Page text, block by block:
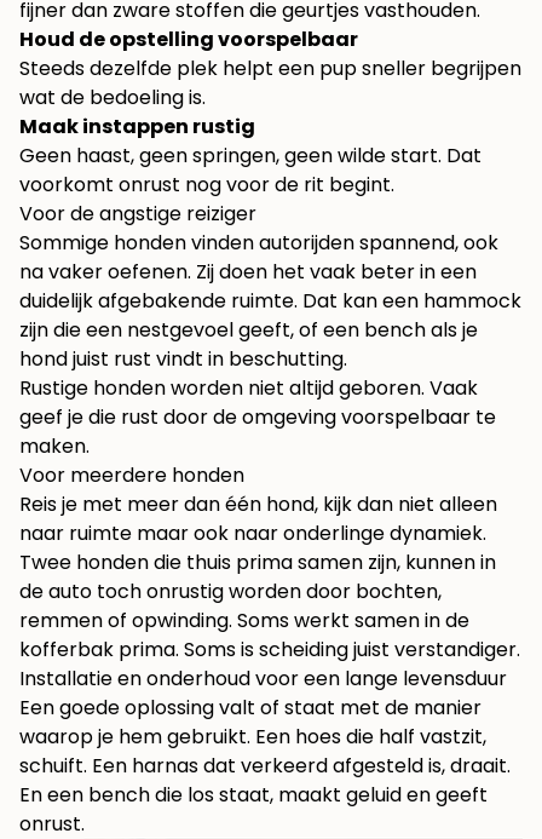
fijner dan zware stoffen die geurtjes vasthouden.
Houd de opstelling voorspelbaar
Steeds dezelfde plek helpt een pup sneller begrijpen
wat de bedoeling is.
Maak instappen rustig
Geen haast, geen springen, geen wilde start. Dat
voorkomt onrust nog voor de rit begint.
Voor de angstige reiziger
Sommige honden vinden autorijden spannend, ook
na vaker oefenen. Zij doen het vaak beter in een
duidelijk afgebakende ruimte. Dat kan een hammock
zijn die een nestgevoel geeft, of een bench als je
hond juist rust vindt in beschutting.
Rustige honden worden niet altijd geboren. Vaak
geef je die rust door de omgeving voorspelbaar te
maken.
Voor meerdere honden
Reis je met meer dan één hond, kijk dan niet alleen
naar ruimte maar ook naar onderlinge dynamiek.
Twee honden die thuis prima samen zijn, kunnen in
de auto toch onrustig worden door bochten,
remmen of opwinding. Soms werkt samen in de
kofferbak prima. Soms is scheiding juist verstandiger.
Installatie en onderhoud voor een lange levensduur
Een goede oplossing valt of staat met de manier
waarop je hem gebruikt. Een hoes die half vastzit,
schuift. Een harnas dat verkeerd afgesteld is, draait.
En een bench die los staat, maakt geluid en geeft
onrust.